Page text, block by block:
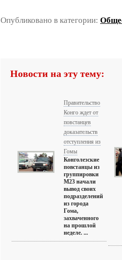
Опубликовано в категории:
Новости на эту тему:
Правительство
Конго ждет от
повстанцев
доказательств
отступления из
Гомы
Конголезские
повстанцы из
группировки
М23 начали
вывод своих
подразделений
из города
Гома,
захваченного
на прошлой
неделе. ...